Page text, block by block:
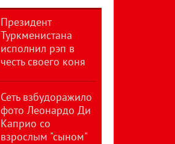
Президент
Туркменистана
исполнил рэп в
честь своего коня
Сеть взбудоражило
фото Леонардо Ди
Каприо со
взрослым "сыном"